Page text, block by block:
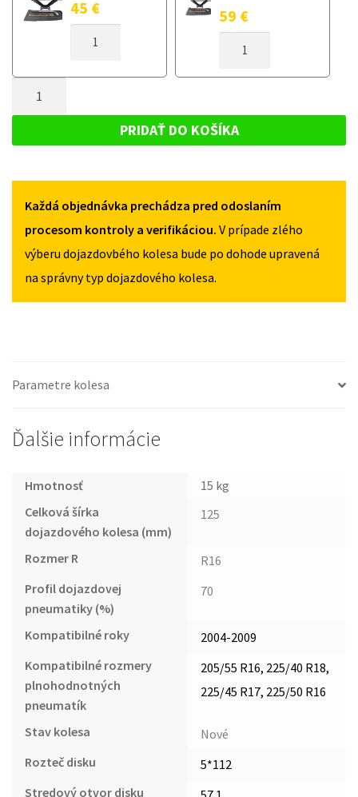
45 €
DOJAZDOVÉ
SEAT
III
2009
59 €
DOJAZDOVÉ
III
2004-
5X112
SEAT
2004-
2009
125/70R16
PRIDAŤ DO KOŠÍKA
Každá objednávka prechádza pred odoslaním
procesom kontroly a verifikáciou. V prípade zlého
výberu dojazdovbého kolesa bude po dohode upravená
na správny typ dojazdového kolesa.
Parametre kolesa
Ďalšie informácie
Hmotnosť
15 kg
Celková šírka
dojazdového kolesa (mm)
125
Rozmer R
R16
Profil dojazdovej
pneumatiky (%)
70
Kompatibilné roky
2004-2009
Kompatibilné rozmery
plnohodnotných
pneumatík
205/55 R16, 225/40 R18,
225/45 R17, 225/50 R16
Stav kolesa
Nové
Rozteč disku
5*112
Stredový otvor disku